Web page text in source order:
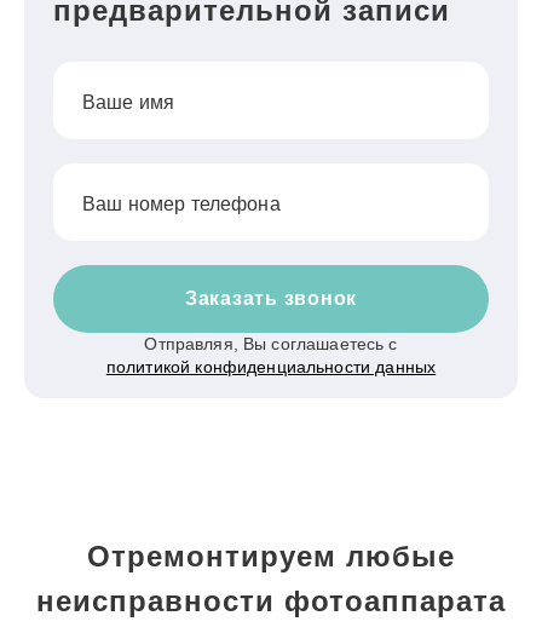
предварительной записи
Ваше имя
Ваш номер телефона
Заказать звонок
Отправляя, Вы соглашаетесь с
политикой конфиденциальности данных
Отремонтируем любые
неисправности фотоаппарата